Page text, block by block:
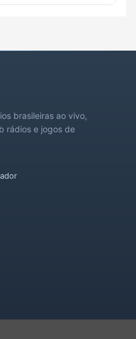
brasileiras ao vivo,
rádios e jogos de